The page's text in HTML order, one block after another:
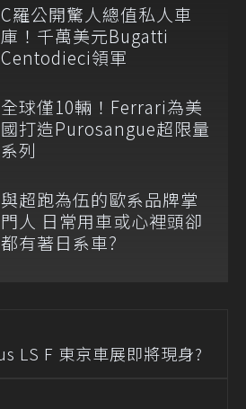
C羅公開驚人總值私人車
庫！千萬美元Bugatti
Centodieci領軍
全球僅10輛！Ferrari為美
國打造Purosangue超限量
系列
與超跑為伍的歐系品牌掌
門人 日常用車或心裡頭卻
都有著日系車?
LS F 東京車展即將現身?